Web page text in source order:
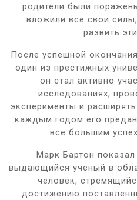
родители были
вложили все свои
развить
После успешной
один из престижных
он стал активно
исследованиях,
эксперименты и
каждым годом его
все большим
Марк Бартон
выдающийся ученый в
человек,
достижению